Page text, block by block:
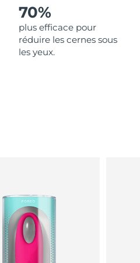
70%
plus efficace pour
réduire les cernes sous
les yeux.
Livraison estimée8/11/26
Livraison estimée
Livraison estimée
Livraison estimée